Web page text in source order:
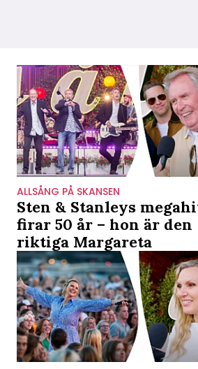
ALLSÅNG PÅ SKANSEN
Sten & Stanleys
firar 50 år – hon är den
riktiga Margareta